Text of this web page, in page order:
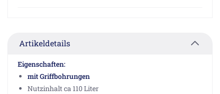
Artikeldetails
Eigenschaften:
mit Griffbohrungen
Nutzinhalt ca 110 Liter